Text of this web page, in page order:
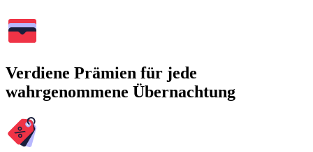
Verdiene Prämien für jede
wahrgenommene Übernachtung